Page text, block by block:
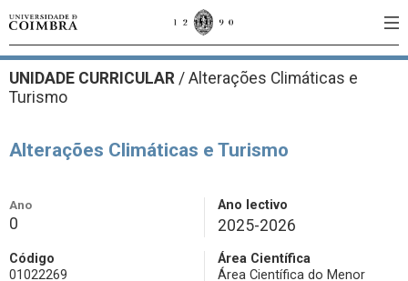
UNIDADE CURRICULAR / Alterações Climáticas e
Turismo
Alterações Climáticas e Turismo
Ano
0
Ano lectivo
2025-2026
Código
01022269
Área Científica
Área Científica do Menor